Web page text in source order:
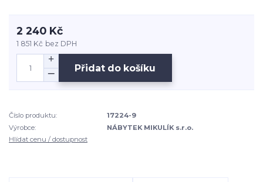
2 240 Kč
1 851 Kč bez DPH
Přidat do košíku
Číslo produktu:
17224-9
Výrobce:
NÁBYTEK MIKULÍK s.r.o.
Hlídat cenu / dostupnost